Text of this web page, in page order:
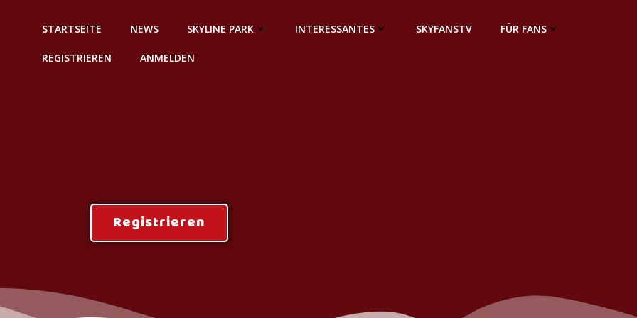
STARTSEITE NEWS SKYLINE PARK INTERESSANTES SKYFANSTV FÜR FANS
REGISTRIEREN ANMELDEN
Registrieren